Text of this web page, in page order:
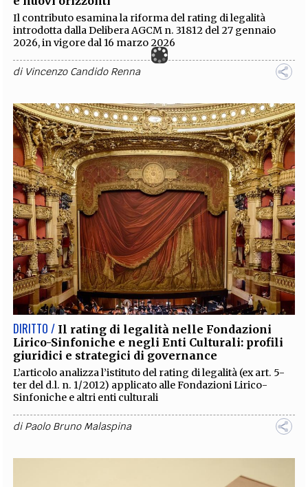
Il contributo esamina la riforma del rating di legalità
introdotta dalla Delibera AGCM n. 31812 del 27 gennaio
2026, in vigore dal 16 marzo 2026
di Vincenzo Candido Renna
DIRITTO / Il rating di legalità nelle Fondazioni
Lirico-Sinfoniche e negli Enti Culturali: profili
giuridici e strategici di governance
L’articolo analizza l’istituto del rating di legalità (ex art. 5-
ter del d.l. n. 1/2012) applicato alle Fondazioni Lirico-
Sinfoniche e altri enti culturali
diPaolo Bruno Malaspina